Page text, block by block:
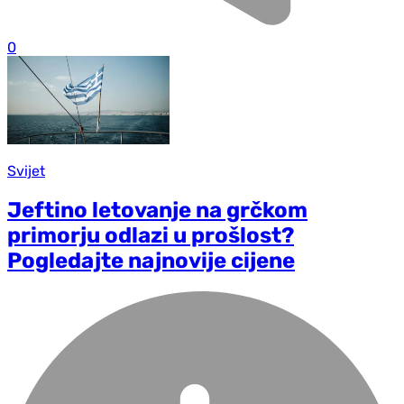
0
Svijet
Jeftino letovanje na grčkom
primorju odlazi u prošlost?
Pogledajte najnovije cijene